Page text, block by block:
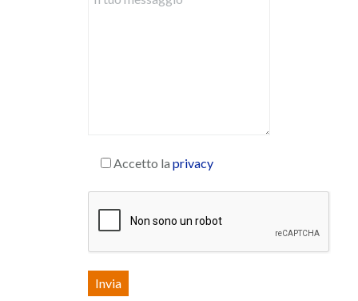
Accetto la privacy